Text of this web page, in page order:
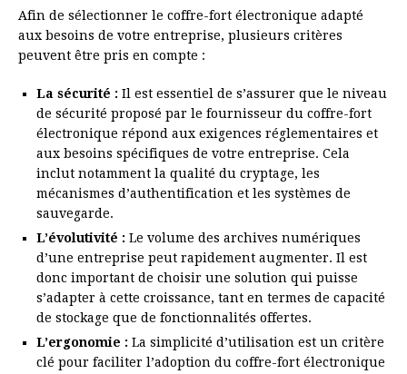
Afin de sélectionner le coffre-fort électronique adapté
aux besoins de votre entreprise, plusieurs critères
peuvent être pris en compte :
La sécurité : Il est essentiel de s’assurer que le niveau
de sécurité proposé par le fournisseur du coffre-fort
électronique répond aux exigences réglementaires et
aux besoins spécifiques de votre entreprise. Cela
inclut notamment la qualité du cryptage, les
mécanismes d’authentification et les systèmes de
sauvegarde.
L’évolutivité : Le volume des archives numériques
d’une entreprise peut rapidement augmenter. Il est
donc important de choisir une solution qui puisse
s’adapter à cette croissance, tant en termes de capacité
de stockage que de fonctionnalités offertes.
L’ergonomie : La simplicité d’utilisation est un critère
clé pour faciliter l’adoption du coffre-fort électronique